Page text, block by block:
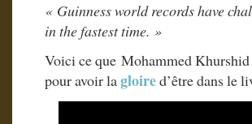
« Guinness world records have
in the fastest time. »
Voici ce que Mohammed Khurshid
pour avoir lagloired’être dans le